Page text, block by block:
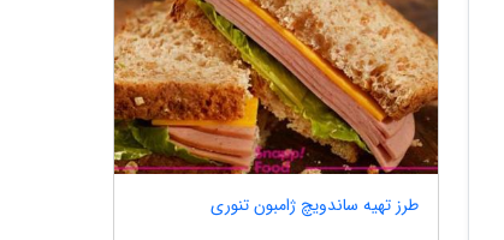
طرز تهیه ساندویچ ژامبون تنوری